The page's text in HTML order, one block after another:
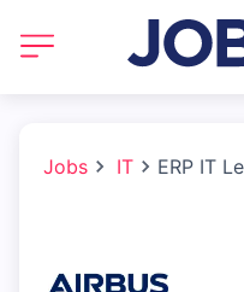
Jobs IT ERP IT